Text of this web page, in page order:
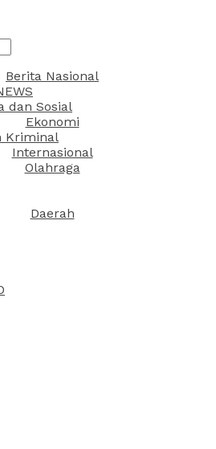
Berita Nasional
dan Sosial
Ekonomi
Kriminal
Internasional
Olahraga
Daerah